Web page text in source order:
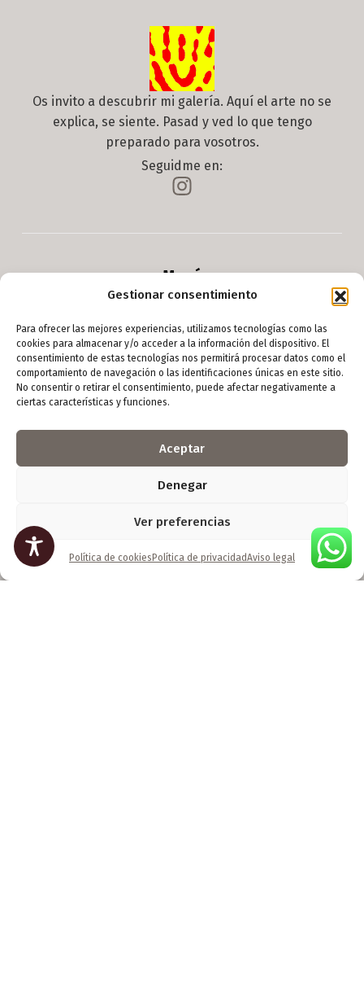
Gestionar consentimiento
Para ofrecer las mejores experiencias, utilizamos tecnologías como las
cookies para almacenar y/o acceder a la información del dispositivo. El
consentimiento de estas tecnologías nos permitirá procesar datos como el
comportamiento de navegación o las identificaciones únicas en este sitio.
No consentir o retirar el consentimiento, puede afectar negativamente a
ciertas características y funciones.
Aceptar
Denegar
Ver preferencias
Política de cookies Política de privacidadAviso legal
Os invito a descubrir mi galería. Aquí el arte no se
explica, se siente. Pasad y ved lo que tengo
preparado para vosotros.
Seguidme en:
Menú
Arte digital
Escultura
Foto
Contacto
Información de contacto
Horario:
Lunes a viernes: 9:00h - 18:00h